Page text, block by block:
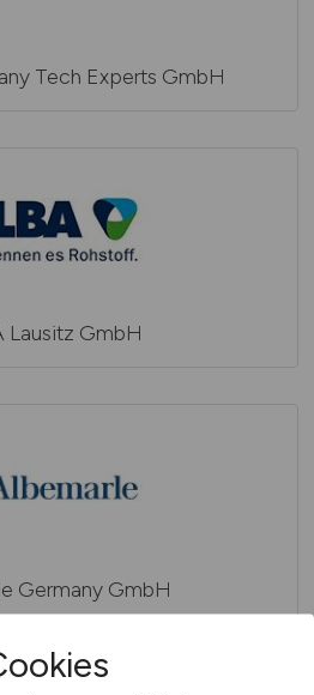
Tech Experts GmbH
Lausitz GmbH
Germany GmbH